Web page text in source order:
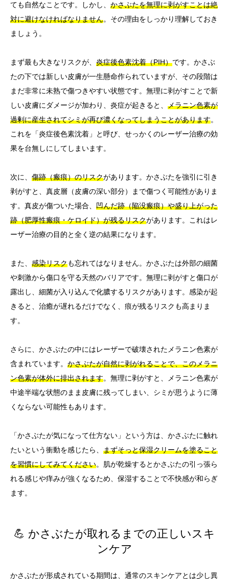
ても自然なことです。しかし、 かさぶたを無理に剥がすことは絶
対に避けなければなりません。その理由をしっかり理解しておき
ましょう。
まず最も大きなリスクが、 炎症後色素沈着（PIH）です。かさぶ
たの下では新しい皮膚が一生懸命作られていますが、その段階は
まだ非常に未熟で傷つきやすい状態です。無理に剥がすことで新
しい皮膚にダメージが加わり、炎症が起きると、 メラニン色素が
過剰に産生されてシミが再び濃くなってしまうことがあります。
これを「炎症後色素沈着」と呼び、せっかくのレーザー治療の効
果を台無しにしてしまいます。
次に、 傷跡（瘢痕）のリスクがあります。かさぶたを強引に引き
剥がすと、真皮層（皮膚の深い部分）まで傷つく可能性がありま
す。真皮が傷ついた場合、 凹んだ跡（陥没瘢痕）や盛り上がった
跡（肥厚性瘢痕・ケロイド）が残るリスクがあります。これはレ
ーザー治療の目的と全く逆の結果になります。
また、 感染リスクも忘れてはなりません。かさぶたは外部の細菌
や刺激から傷口を守る天然のバリアです。無理に剥がすと傷口が
露出し、細菌が入り込んで化膿するリスクがあります。感染が起
きると、治癒が遅れるだけでなく、痕が残るリスクも高まりま
す。
さらに、かさぶたの中にはレーザーで破壊されたメラニン色素が
含まれています。 かさぶたが自然に剥がれることで、このメラニ
ン色素が体外に排出されます。無理に剥がすと、メラニン色素が
中途半端な状態のまま皮膚に残ってしまい、シミが思うように薄
くならない可能性もあります。
「かさぶたが気になって仕方ない」という方は、かさぶたに触れ
たいという衝動を感じたら、 まずそっと保湿クリームを塗ること
を習慣にしてみてください。肌が乾燥するとかさぶたの引っ張ら
れる感じや痒みが強くなるため、保湿することで不快感が和らぎ
ます。
💪 かさぶたが取れるまでの正しいスキ
ンケア
かさぶたが形成されている期間は、通常のスキンケアとは少し異